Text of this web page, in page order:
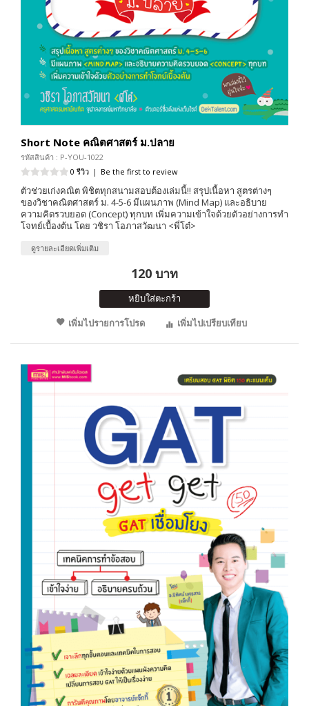
Short Note คณิตศาสตร์ ม.ปลาย
รหัสสินค้า : P-YOU-1022
0 รีวิว | Be the first to review
ตัวช่วยเก่งคณิต พิชิตทุกสนามสอบต้องเล่มนี้!! สรุปเนื้อหา สูตรต่างๆ
ของวิชาคณิตศาสตร์ ม. 4-5-6 มีแผนภาพ (Mind Map) และอธิบาย
ความคิดรวบยอด (Concept) ทุกบท เพิ่มความเข้าใจด้วยตัวอย่างการทำ
โจทย์เบื้องต้น โดย วชิรา โอภาสวัฒนา <พี่โต๋>
ดูรายละเอียดเพิ่มเติม
120 บาท
หยิบใส่ตะกร้า
เพิ่มไปรายการโปรด
เพิ่มไปเปรียบเทียบ